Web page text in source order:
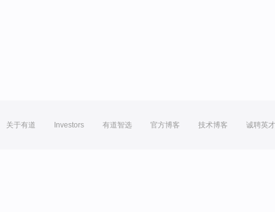
关于有道 Investors 有道智选 官方博客 技术博客 诚聘英才